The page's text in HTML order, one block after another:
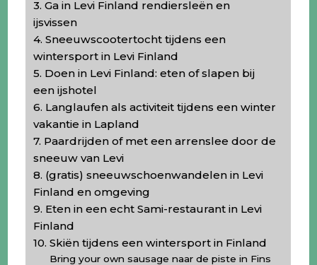
3. Ga in Levi Finland rendiersleën en
ijsvissen
4. Sneeuwscootertocht tijdens een
wintersport in Levi Finland
5. Doen in Levi Finland: eten of slapen bij
een ijshotel
6. Langlaufen als activiteit tijdens een winter
vakantie in Lapland
7. Paardrijden of met een arrenslee door de
sneeuw van Levi
8. (gratis) sneeuwschoenwandelen in Levi
Finland en omgeving
9. Eten in een echt Sami-restaurant in Levi
Finland
10. Skiën tijdens een wintersport in Finland
Bring your own sausage naar de piste in Fins